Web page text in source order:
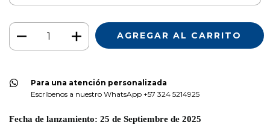
Para una atención personalizada
Escríbenos a nuestro WhatsApp +57 324 5214925
Fecha de lanzamiento: 25 de Septiembre de 2025